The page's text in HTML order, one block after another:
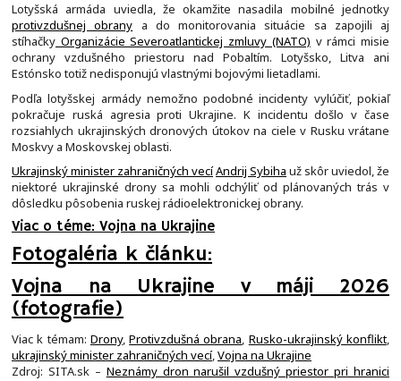
Lotyšská armáda uviedla, že okamžite nasadila mobilné jednotky
protivzdušnej obrany a do monitorovania situácie sa zapojili aj
stíhačky Organizácie Severoatlantickej zmluvy (NATO) v rámci misie
ochrany vzdušného priestoru nad Pobaltím. Lotyšsko, Litva ani
Estónsko totiž nedisponujú vlastnými bojovými lietadlami.
Podľa lotyšskej armády nemožno podobné incidenty vylúčiť, pokiaľ
pokračuje ruská agresia proti Ukrajine. K incidentu došlo v čase
rozsiahlych ukrajinských dronových útokov na ciele v Rusku vrátane
Moskvy a Moskovskej oblasti.
Ukrajinský minister zahraničných vecíAndrij Sybiha už skôr uviedol, že
niektoré ukrajinské drony sa mohli odchýliť od plánovaných trás v
dôsledku pôsobenia ruskej rádioelektronickej obrany.
Viac o téme: Vojna na Ukrajine
Fotogaléria k článku:
Vojna na Ukrajine v máji 2026
(fotografie)
Viac k témam: Drony,Protivzdušná obrana, Rusko-ukrajinský konflikt,
ukrajinský minister zahraničných vecí,Vojna na Ukrajine
Zdroj: SITA.sk – Neznámy dron narušil vzdušný priestor pri hranici